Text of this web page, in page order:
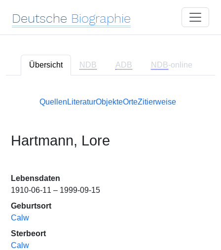
Deutsche Biographie
Übersicht NDB ADB NDB-online
Quellen LiteraturObjekteOrteZitierweise
Hartmann, Lore
Lebensdaten
1910-06-11 – 1999-09-15
Geburtsort
Calw
Sterbeort
Calw